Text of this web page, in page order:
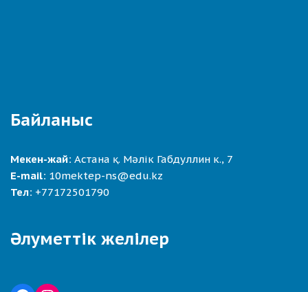
Байланыс
Мекен-жай: Астана қ. Мәлік Габдуллин к., 7
E-mail: 10mektep-ns@edu.kz
Тел: +77172501790
Әлуметтік желілер